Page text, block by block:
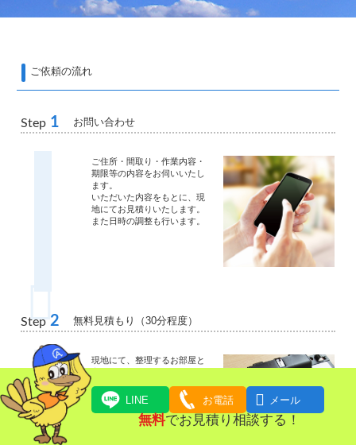
ご依頼の流れ
Step 1 お問い合わせ
ご住所・間取り・作業内容・
期限等の内容をお伺いいたし
ます。
いただいた内容をもとに、現
地にてお見積りいたします。
また日時の調整も行います。
Step 2 無料見積もり（30分程度）
現地にて、整理するお部屋と
その際にお客様の希望や要望
をお伺いさせていただき見積
書を作成させていただきま
LINE お電話  メール
無料でお見積り相談する！